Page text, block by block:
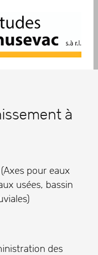
à
pour eaux
usées, bassin
des